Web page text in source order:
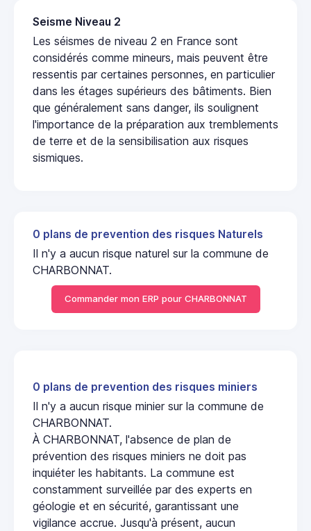
Seisme Niveau 2
Les séismes de niveau 2 en France sont
considérés comme mineurs, mais peuvent être
ressentis par certaines personnes, en particulier
dans les étages supérieurs des bâtiments. Bien
que généralement sans danger, ils soulignent
l'importance de la préparation aux tremblements
de terre et de la sensibilisation aux risques
sismiques.
0 plans de prevention des risques Naturels
Il n'y a aucun risque naturel sur la commune de
CHARBONNAT.
Commander mon ERP pour CHARBONNAT
0 plans de prevention des risques miniers
Il n'y a aucun risque minier sur la commune de
CHARBONNAT.
À CHARBONNAT, l'absence de plan de
prévention des risques miniers ne doit pas
inquiéter les habitants. La commune est
constamment surveillée par des experts en
géologie et en sécurité, garantissant une
vigilance accrue. Jusqu'à présent, aucun